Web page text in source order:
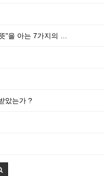
"을 아는 7가지의 …
았는가 ?